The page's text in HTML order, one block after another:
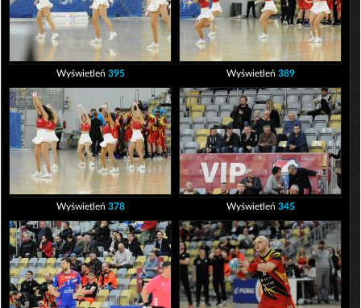
Wyświetleń 395 Wyświetleń 389
Wyświetleń 378 Wyświetleń 345